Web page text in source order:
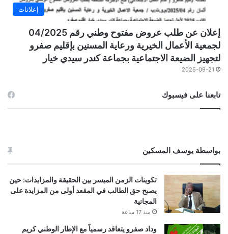
إعلانات
إعلان عن طلب عروض مفتوح وطني رقم 04/2025
لجمعية الأعمال الخيرية ورعاية المسنين بإقليم صفرو
لتجهيز الضيعة الاجتماعية بجماعة كندر سيدي خيار
2025-09-21
تابعنا على فيسبوك
بواسطة يوسف المسكين
تكوينات الزمن الميسر بين الحقيقة والمزايدات: حين
يصبح حق الطالب في المقعد أولى من المزايدة على
المجانية
منذ 17 ساعة
وداد صفرو يتعاقد رسمياً مع الإطار الوطني كريم